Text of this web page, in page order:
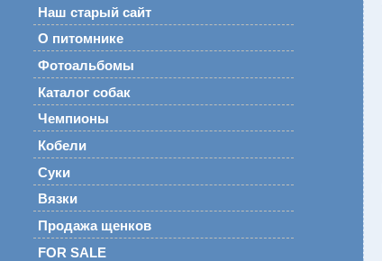
Наш старый сайт
О питомнике
Фотоальбомы
Каталог собак
Чемпионы
Кобели
Суки
Вязки
Продажа щенков
FOR SALE